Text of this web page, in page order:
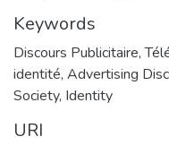
Keywords
Discours Publicitaire,
identité, Advertising
Society, Identity
URI